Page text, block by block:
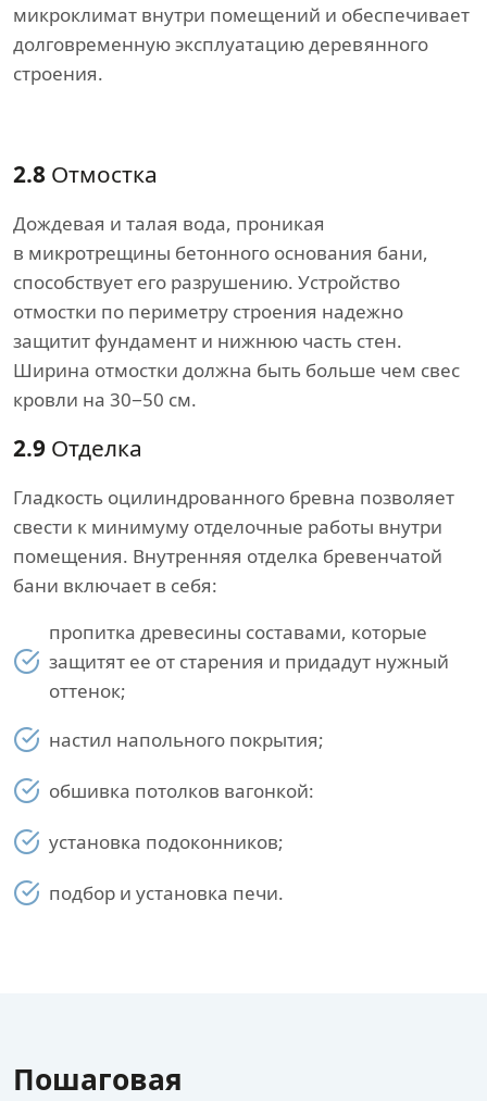
микроклимат внутри помещений и обеспечивает
долговременную эксплуатацию деревянного
строения.
2.8 Отмостка
Дождевая и талая вода, проникая
в микротрещины бетонного основания бани,
способствует его разрушению. Устройство
отмостки по периметру строения надежно
защитит фундамент и нижнюю часть стен.
Ширина отмостки должна быть больше чем свес
кровли на 30−50 см.
2.9 Отделка
Гладкость оцилиндрованного бревна позволяет
свести к минимуму отделочные работы внутри
помещения. Внутренняя отделка бревенчатой
бани включает в себя:
пропитка древесины составами, которые
защитят ее от старения и придадут нужный
оттенок;
настил напольного покрытия;
обшивка потолков вагонкой:
установка подоконников;
подбор и установка печи.
Пошаговая